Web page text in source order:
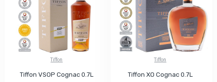
Tiffon
Tiffon VSOP Cognac 0.7L
Tiffon
Tiffon XO Cognac 0.7L